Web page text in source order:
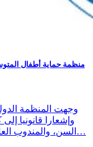
منظمة حماية أطفال
وجهت المنظمة
وإشعارا قانونيا
السن، والمندوب العام لحماية الطفولة، والمندوب الجهوي لحماية…